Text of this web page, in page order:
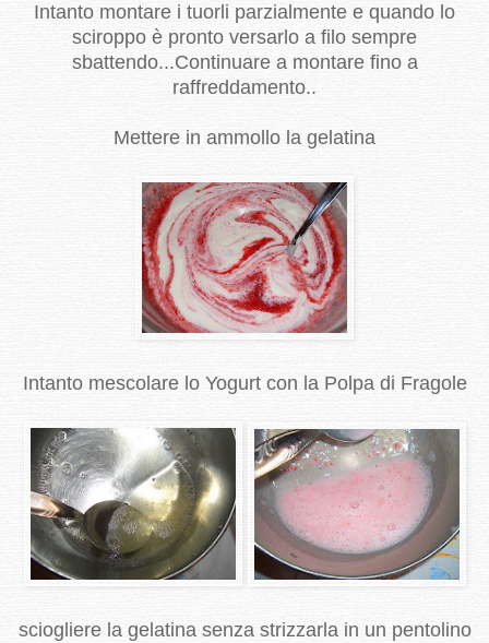
Intanto montare i tuorli parzialmente e quando lo
sciroppo è pronto versarlo a filo sempre
sbattendo...Continuare a montare fino a
raffreddamento..
Mettere in ammollo la gelatina
Intanto mescolare lo Yogurt con la Polpa di Fragole
sciogliere la gelatina senza strizzarla in un pentolino